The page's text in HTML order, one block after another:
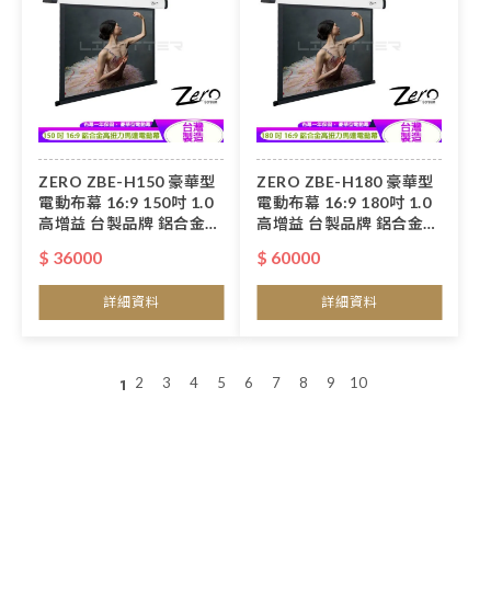
ZERO ZBE-H150 豪華型
電動布幕 16:9 150吋 1.0
高增益 台製品牌 鋁合金高
$ 36000
詳細資料
ZERO ZBE-H180 豪華型
電動布幕 16:9 180吋 1.0
高增益 台製品牌 鋁合金高
$ 60000
詳細資料
1 2 3 4 5 6 7 8 9 10